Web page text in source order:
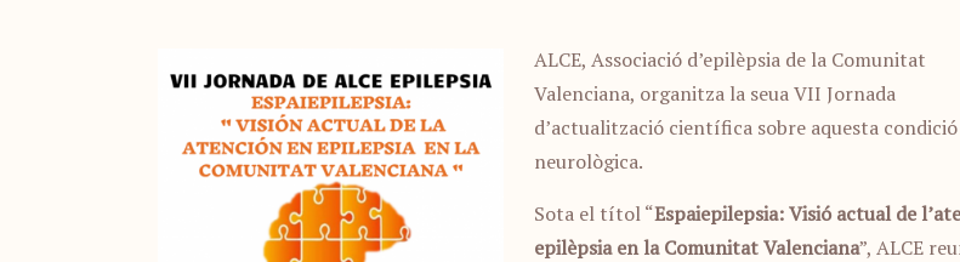
ALCE, Associació d’epilèpsia de la Comunitat
Valenciana, organitza la seua VII Jornada
d’actualització científica sobre aquesta condició
neurològica.
Sota el títol “Espaiepilepsia: Visió actual de
epilèpsia en la Comunitat Valenciana”, ALCE